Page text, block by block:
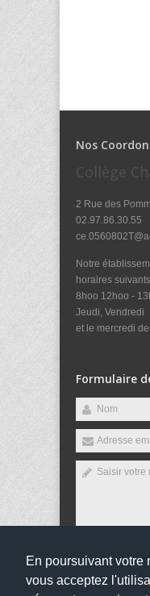
En poursuivant votre
vous acceptez
Nos
Collège
2 Rue des
02.97.86.30.55
Notre
horaires
8hoo 12hoo -
Jeudi, Vendredi
et le mercredi
Formulaire
Envoyer